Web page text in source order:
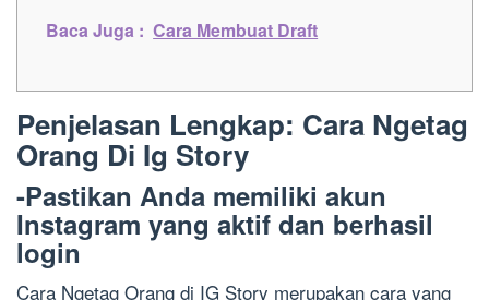
Baca Juga : Cara Membuat Draft
Penjelasan Lengkap: Cara Ngetag
Orang Di Ig Story
-Pastikan Anda memiliki akun
Instagram yang aktif dan berhasil
login
Cara Ngetag Orang di IG Story merupakan cara yang